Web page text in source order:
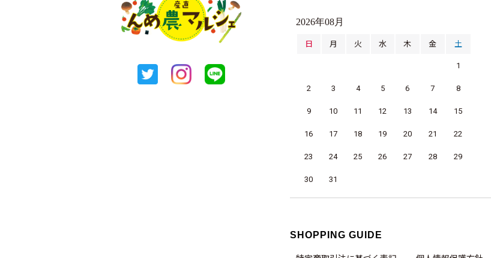
2026年08月
日 月 火 水 木 金 土
1
2 3 4 5 6 7 8
9 10 11 12 13 14 15
16 17 18 19 20 21 22
23 24 25 26 27 28 29
30 31
SHOPPING GUIDE